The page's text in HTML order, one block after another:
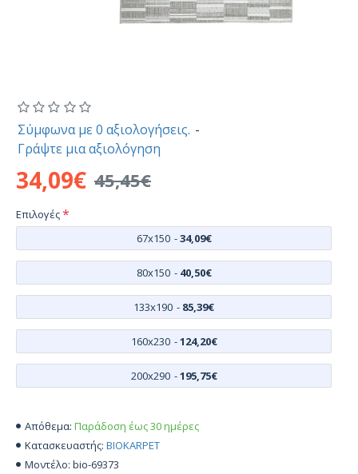
Απόθεμα: Παράδοση έως 30 ημέρες
Κατασκευαστής: BIOKARPET
Μοντέλο: bio-69373
Σύμφωνα με 0 αξιολογήσεις. -
Γράψτε μια αξιολόγηση
34,09€ 45,45€
Επιλογές
67x150 -34,09€
80x150 - 40,50€
133x190 - 85,39€
160x230 -124,20€
200x290 -195,75€